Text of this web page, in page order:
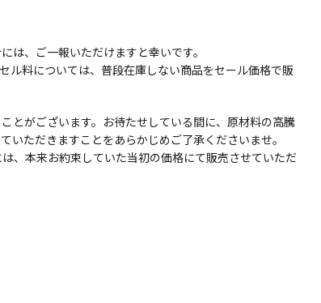
、ご一報いただけますと幸いです。
ル料については、普段在庫しない商品をセール価格で販
とがございます。お待たせしている間に、原材料の高騰
ただきますことをあらかじめご了承くださいませ。
、本来お約束していた当初の価格にて販売させていただ